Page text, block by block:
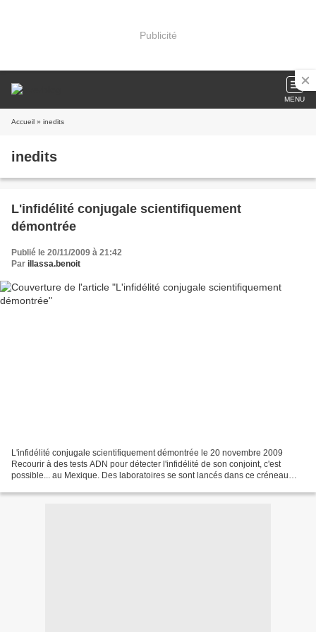
Publicité
MENU
Accueil » inedits
inedits
L'infidélité conjugale scientifiquement
démontrée
Publié le 20/11/2009 à 21:42
Par illassa.benoit
L'infidélité conjugale scientifiquement démontrée le 20 novembre 2009
Recourir à des tests ADN pour détecter l'infidélité de son conjoint, c'est
possible... au Mexique. Des laboratoires se sont lancés dans ce créneau